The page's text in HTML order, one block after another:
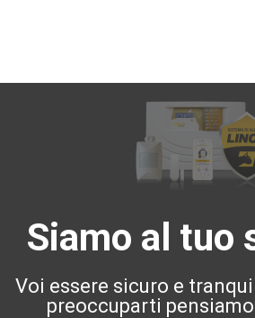
Siamo al tuo
Voi essere sicuro e
preoccuparti